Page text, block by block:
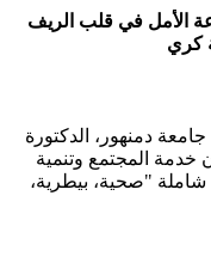
الأمل في قلب الريف
كري
دمنهور، الدكتورة
خدمة المجتمع وتنمية
شاملة "صحية، بيطرية،